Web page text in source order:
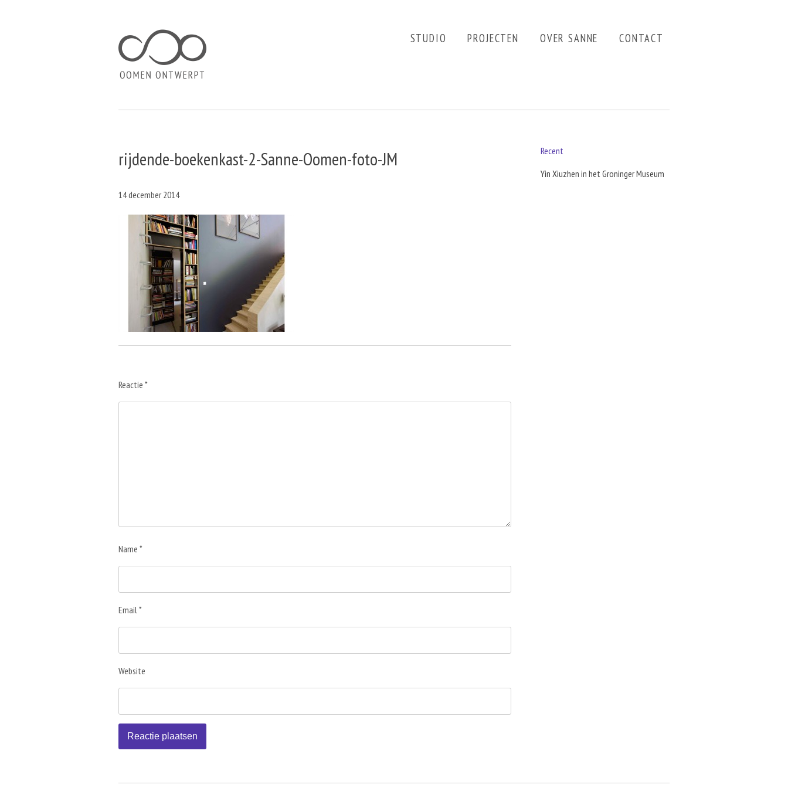
STUDIO PROJECTEN OVER SANNE CONTACT
rijdende-boekenkast-2-Sanne-Oomen-foto-JM
14 december 2014
Reactie *
Name *
Email *
Website
Recent
Yin Xiuzhen in het Groninger Museum